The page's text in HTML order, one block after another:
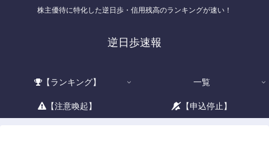
株主優待に特化した逆日歩・信用残高のランキングが速い！
逆日歩速報
【ランキング】 一覧
【注意喚起】 【申込停止】